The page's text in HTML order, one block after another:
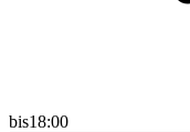
bis18:00